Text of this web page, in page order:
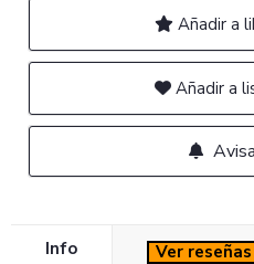
Añadir a
Añadir a
Info Ver reseñas